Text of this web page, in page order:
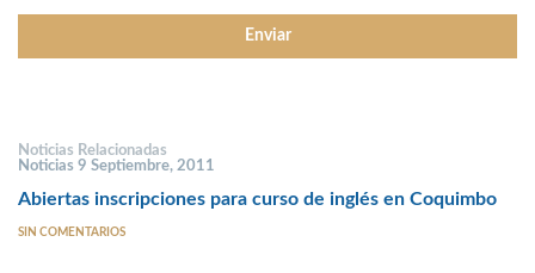
Noticias Relacionadas
Noticias 9 Septiembre, 2011
Abiertas inscripciones para curso de inglés en Coquimbo
SIN COMENTARIOS